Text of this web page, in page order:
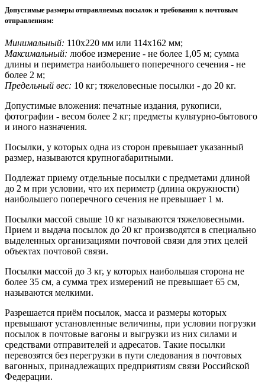
Допустимые размеры отправляемых посылок и требования к почтовым
отправлениям:
Минимальный: 110х220 мм или 114х162 мм;
Максимальный: любое измерение - не более 1,05 м; сумма
длины и периметра наибольшего поперечного сечения - не
более 2 м;
Предельный вес: 10 кг; тяжеловесные посылки - до 20 кг.
Допустимые вложения: печатные издания, рукописи,
фотографии - весом более 2 кг; предметы культурно-бытового
и иного назначения.
Посылки, у которых одна из сторон превышает указанный
размер, называются крупногабаритными.
Подлежат приему отдельные посылки с предметами длиной
до 2 м при условии, что их периметр (длина окружности)
наибольшего поперечного сечения не превышает 1 м.
Посылки массой свыше 10 кг называются тяжеловесными.
Прием и выдача посылок до 20 кг производятся в специально
выделенных организациями почтовой связи для этих целей
объектах почтовой связи.
Посылки массой до 3 кг, у которых наибольшая сторона не
более 35 см, а сумма трех измерений не превышает 65 см,
называются мелкими.
Разрешается приём посылок, масса и размеры которых
превышают установленные величины, при условии погрузки
посылок в почтовые вагоны и выгрузки из них силами и
средствами отправителей и адресатов. Такие посылки
перевозятся без перегрузки в пути следования в почтовых
вагонных, принадлежащих предприятиям связи Российской
Федерации.